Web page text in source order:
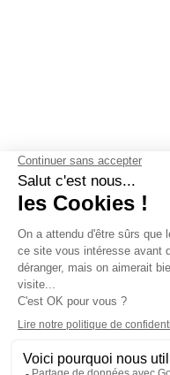
Contactez-nous-